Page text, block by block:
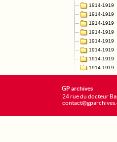
GP archives
24 rue du docteur